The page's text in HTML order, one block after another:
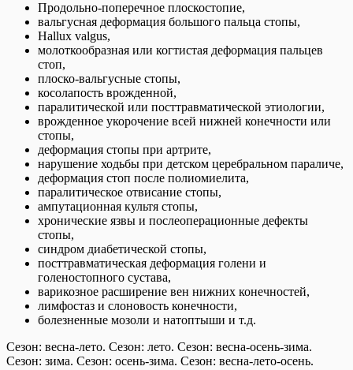
Продольно-поперечное плоскостопие,
вальгусная деформация большого пальца стопы,
Hallux valgus,
молоткообразная или когтистая деформация пальцев
стоп,
плоско-вальгусные стопы,
косолапость врожденной,
паралитической или посттравматической этиологии,
врожденное укорочение всей нижней конечности или
стопы,
деформация стопы при артрите,
нарушение ходьбы при детском церебральном параличе,
деформация стоп после полиомиелита,
паралитическое отвисание стопы,
ампутационная культя стопы,
хронические язвы и послеоперационные дефекты
стопы,
синдром диабетической стопы,
посттравматическая деформация голени и
голеностопного сустава,
варикозное расширение вен нижних конечностей,
лимфостаз и слоновость конечности,
болезненные мозоли и натоптыши и т.д.
Сезон: весна-лето. Сезон: лето. Сезон: весна-осень-зима.
Сезон: зима. Сезон: осень-зима. Сезон: весна-лето-осень.